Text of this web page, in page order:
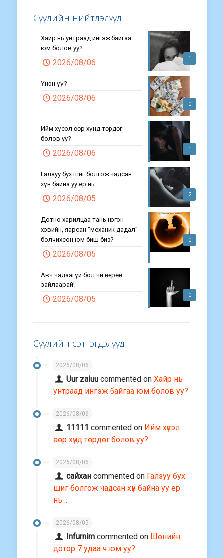
Сүүлийн нийтлэлүүд
1
Хайр нь унтраад ингэж байгаа
юм болов уу?
2026/08/06
0
Үнэн үү?
2026/08/06
1
Ийм хүсэл өөр хүнд төрдөг
болов уу?
2026/08/06
2
Галзуу бух шиг болгож чадсан
хүн байна уу ер нь…
2026/08/05
0
Дотно харилцаа тань нэгэн
хэвийн, яарсан “механик дадал”
болчихсон юм биш биз?
2026/08/05
0
Авч чадаагүй бол чи өөрөө
зайлаарай!
2026/08/05
Сүүлийн сэтгэгдэлүүд
2026/08/06
Uur zaluu commented onХайр нь
унтраад ингэж байгаа юм болов уу?
2026/08/06
11111 commented on Ийм хүсэл
өөр хүнд төрдөг болов уу?
2026/08/06
сайхан commented on Галзуу бух
шиг болгож чадсан хүн байна уу ер
нь…
2026/08/05
Infurnim commented on Шөнийн
дотор 7 удаа ч юм уу?